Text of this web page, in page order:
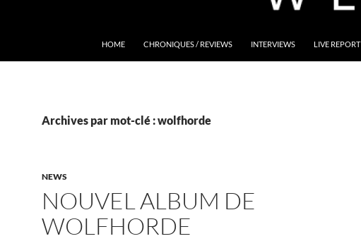
HOME CHRONIQUES / REVIEWS INTERVIEWS LIVE REPORT
Archives par mot-clé : wolfhorde
NEWS
NOUVEL ALBUM DE
WOLFHORDE